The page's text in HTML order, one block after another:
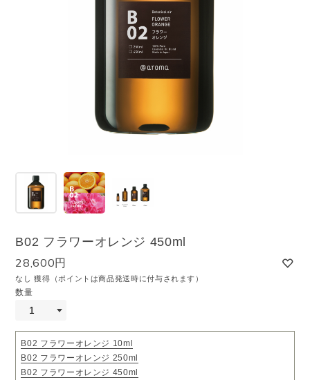
B02 フラワーオレンジ 450ml
28,600円
なし 獲得（ポイントは商品発送時に付与されます）
数量
B02 フラワーオレンジ 10ml
B02 フラワーオレンジ 250ml
B02 フラワーオレンジ 450ml